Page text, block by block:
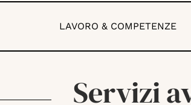
LAVORO & COMPETENZE
Servizi